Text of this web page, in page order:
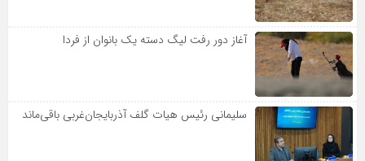
آغاز دور رفت لیگ دسته یک بانوان از فردا
سلیمانی رئیس هیات گلف آذربایجان‌غربی باقی‌ماند